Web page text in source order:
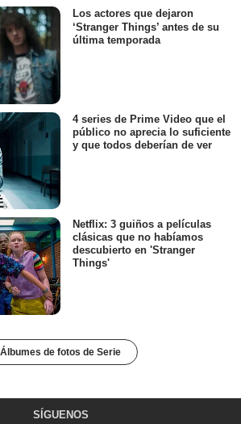
Los actores que dejaron
‘Stranger Things’ antes de su
última temporada
4 series de Prime Video que el
público no aprecia lo suficiente
y que todos deberían de ver
Netflix: 3 guiños a películas
clásicas que no habíamos
descubierto en 'Stranger
Things'
Álbumes de fotos de Serie
SÍGUENOS